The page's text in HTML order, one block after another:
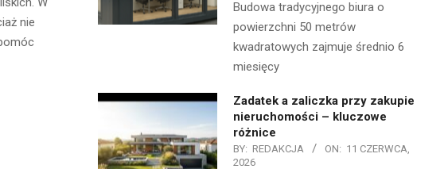
nie
Budowa tradycyjnego biura o
powierzchni 50 metrów
kwadratowych zajmuje średnio 6
miesięcy
Zadatek a zaliczka przy zakupie
nieruchomości – kluczowe
różnice
BY: REDAKCJA ON: 11 CZERWCA,
2026